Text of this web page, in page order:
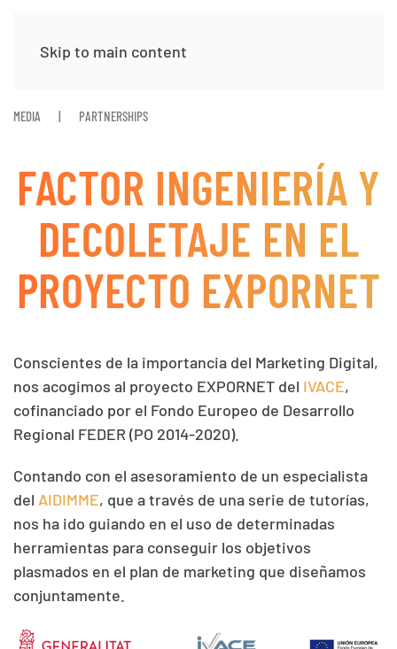
Skip to main content
MEDIA PARTNERSHIPS
FACTOR INGENIERÍA Y
DECOLETAJE EN EL
PROYECTO EXPORNET
Conscientes de la importancia del Marketing Digital,
nos acogimos al proyecto EXPORNET del IVACE,
cofinanciado por el Fondo Europeo de Desarrollo
Regional FEDER (PO 2014-2020).
Contando con el asesoramiento de un especialista
del AIDIMME, que a través de una serie de tutorías,
nos ha ido guiando en el uso de determinadas
herramientas para conseguir los objetivos
plasmados en el plan de marketing que diseñamos
conjuntamente.